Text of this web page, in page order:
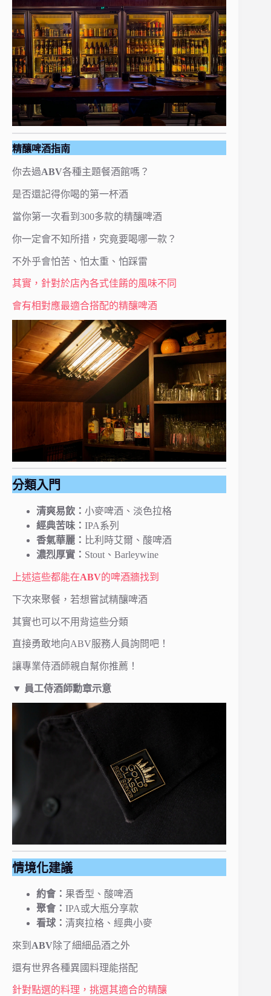
精釀啤酒指南
你去過ABV各種主題餐酒館嗎？
是否還記得你喝的第一杯酒
當你第一次看到300多款的精釀啤酒
你一定會不知所措，究竟要喝哪一款？
不外乎會怕苦、怕太重、怕踩雷
其實，針對於店內各式佳餚的風味不同
會有相對應最適合搭配的精釀啤酒
分類入門
清爽易飲： 小麥啤酒、淡色拉格
經典苦味： IPA系列
香氣華麗： 比利時艾爾、酸啤酒
濃烈厚實： Stout、Barleywine
上述這些都能在ABV的啤酒牆找到
下次來聚餐，若想嘗試精釀啤酒
其實也可以不用背這些分類
直接勇敢地向ABV服務人員詢問吧！
讓專業侍酒師親自幫你推薦！
▼ 員工侍酒師勳章示意
情境化建議
約會： 果香型、酸啤酒
聚會： IPA或大瓶分享款
看球： 清爽拉格、經典小麥
來到 ABV除了細細品酒之外
還有世界各種異國料理能搭配
針對點選的料理，挑選其適合的精釀